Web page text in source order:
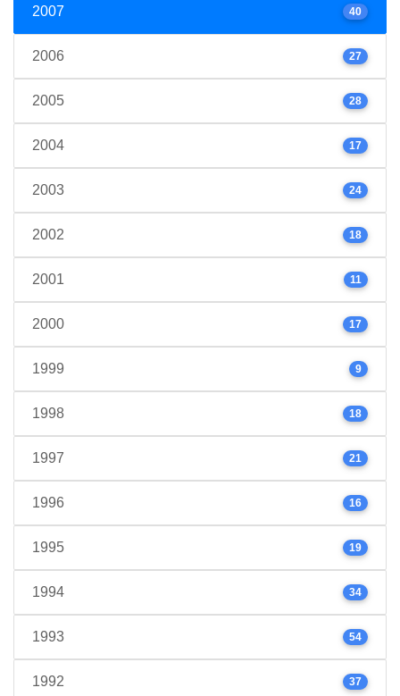
2007 40
2006 27
2005 28
2004 17
2003 24
2002 18
2001 11
2000 17
1999 9
1998 18
1997 21
1996 16
1995 19
1994 34
1993 54
1992 37